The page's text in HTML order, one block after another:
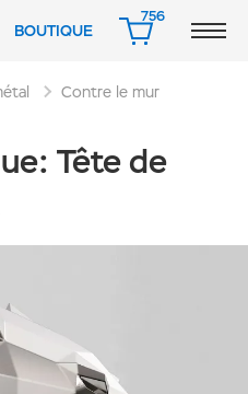
BOUTIQUE
756
PANIER
Contre le mur
Tête de